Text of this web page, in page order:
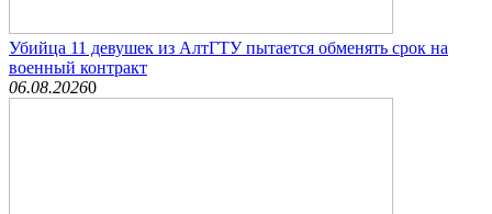
Убийца 11 девушек из АлтГТУ пытается обменять срок на
военный контракт
06.08.20260